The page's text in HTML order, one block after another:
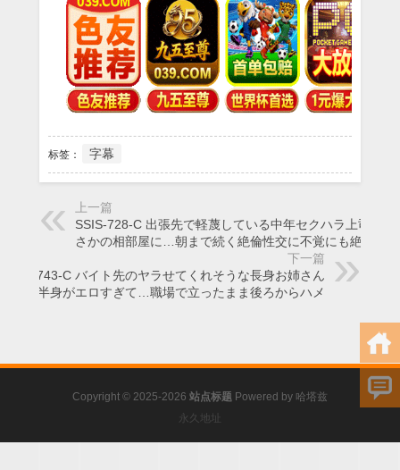
标签： 字幕
上一篇
SSIS-728-C 出張先で軽蔑している中年セクハラ上司とま
さかの相部屋に…朝まで続く絶倫性交に不覚にも絶頂を
下一篇
SSIS-743-C バイト先のヤラせてくれそうな長身お姉さん
の下半身がエロすぎて…職場で立ったまま後ろからハメ
Copyright © 2025-2026 站点标题 Powered by 哈塔兹
永久地址